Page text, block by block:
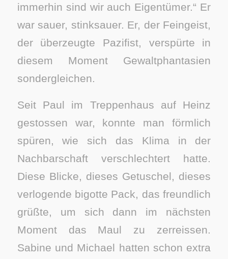
immerhin sind wir auch Eigentümer.“ Er
war sauer, stinksauer. Er, der Feingeist,
der überzeugte Pazifist, verspürte in
diesem Moment Gewaltphantasien
sondergleichen.
Seit Paul im Treppenhaus auf Heinz
gestossen war, konnte man förmlich
spüren, wie sich das Klima in der
Nachbarschaft verschlechtert hatte.
Diese Blicke, dieses Getuschel, dieses
verlogende bigotte Pack, das freundlich
grüßte, um sich dann im nächsten
Moment das Maul zu zerreissen.
Sabine und Michael hatten schon extra